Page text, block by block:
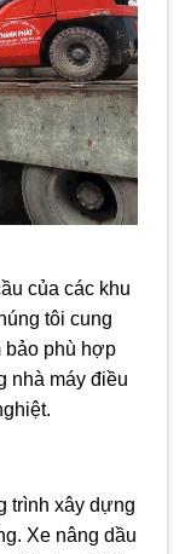
của các khu
tôi cung
bảo phù hợp
nhà máy điều
trình xây dựng
Xe nâng dầu